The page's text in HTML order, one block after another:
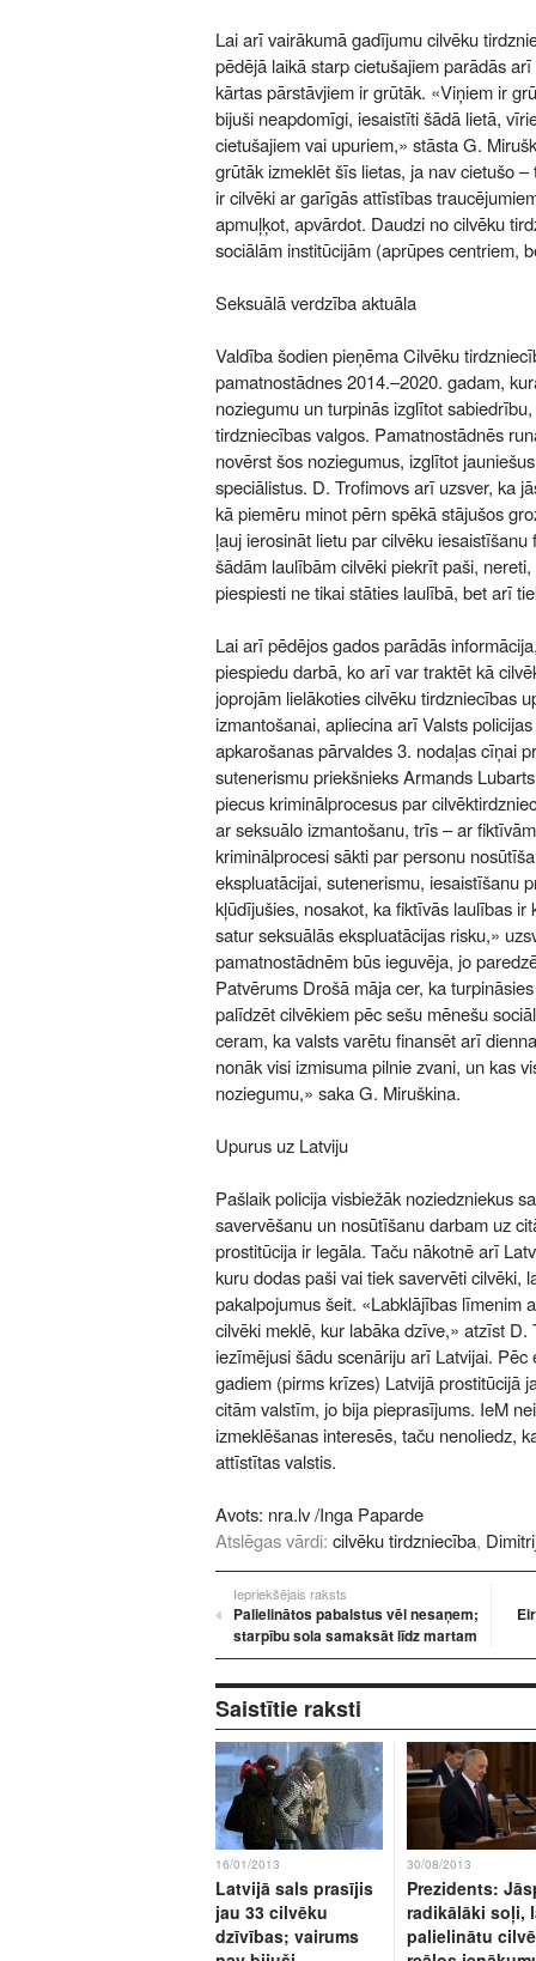
Lai arī vairākumā gadījumu cilvēku
pēdējā laikā starp cietušajiem parādās
kārtas pārstāvjiem ir grūtāk. «Viņiem ir
bijuši neapdomīgi, iesaistīti šādā lietā,
cietušajiem vai upuriem,» stāsta G.
grūtāk izmeklēt šīs lietas, ja nav cietušo
ir cilvēki ar garīgās attīstības
apmuļķot, apvārdot. Daudzi no cilvēku
sociālām institūcijām (aprūpes centriem,
Seksuālā verdzība aktuāla
Valdība šodien pieņēma Cilvēku
pamatnostādnes 2014.–2020. gadam,
noziegumu un turpinās izglītot
tirdzniecības valgos. Pamatnostādnēs
novērst šos noziegumus, izglītot
speciālistus. D. Trofimovs arī uzsver, ka
kā piemēru minot pērn spēkā stājušos
ļauj ierosināt lietu par cilvēku
šādām laulībām cilvēki piekrīt paši,
piespiesti ne tikai stāties laulībā, bet arī
Lai arī pēdējos gados parādās
piespiedu darbā, ko arī var traktēt kā
joprojām lielākoties cilvēku tirdzniecības
izmantošanai, apliecina arī Valsts
apkarošanas pārvaldes 3. nodaļas cīņai
sutenerismu priekšnieks Armands
piecus kriminālprocesus par
ar seksuālo izmantošanu, trīs – ar
kriminālprocesi sākti par personu
ekspluatācijai, sutenerismu, iesaistīšanu
kļūdījušies, nosakot, ka fiktīvās laulības ir
satur seksuālās ekspluatācijas risku,»
pamatnostādnēm būs ieguvēja, jo
Patvērums Drošā māja cer, ka
palīdzēt cilvēkiem pēc sešu mēnešu
ceram, ka valsts varētu finansēt arī
nonāk visi izmisuma pilnie zvani, un kas
noziegumu,» saka G. Miruškina.
Upurus uz Latviju
Pašlaik policija visbiežāk noziedzniekus
savervēšanu un nosūtīšanu darbam uz
prostitūcija ir legāla. Taču nākotnē arī
kuru dodas paši vai tiek savervēti cilvēki,
pakalpojumus šeit. «Labklājības līmenim
cilvēki meklē, kur labāka dzīve,» atzīst D.
iezīmējusi šādu scenāriju arī Latvijai.
gadiem (pirms krīzes) Latvijā prostitūcijā
citām valstīm, jo bija pieprasījums. IeM
izmeklēšanas interesēs, taču nenoliedz,
attīstītas valstis.
Avots: nra.lv/Inga Paparde
Atslēgas vārdi: cilvēku tirdzniecība,
Iepriekšējais raksts
Palielinātos pabalstus vēl nesaņem;
starpību sola samaksāt līdz martam
Saistītie raksti
16/01/2013
Latvijā sals prasījis
jau 33 cilvēku
dzīvības; vairums
30/08/2013
Prezidents:
radikālāki soļi,
palielinātu